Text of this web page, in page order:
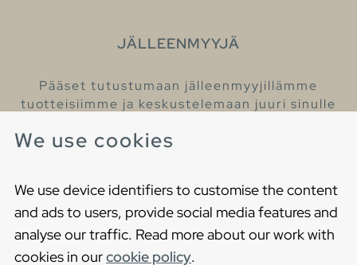
We use cookies
We use device identifiers to customise the content
and ads to users, provide social media features and
analyse our traffic. Read more about our work with
cookies in ourcookie policy.
JÄLLEENMYYJÄ
Pääset tutustumaan jälleenmyyjillämme
tuotteisiimme ja keskustelemaan juuri sinulle